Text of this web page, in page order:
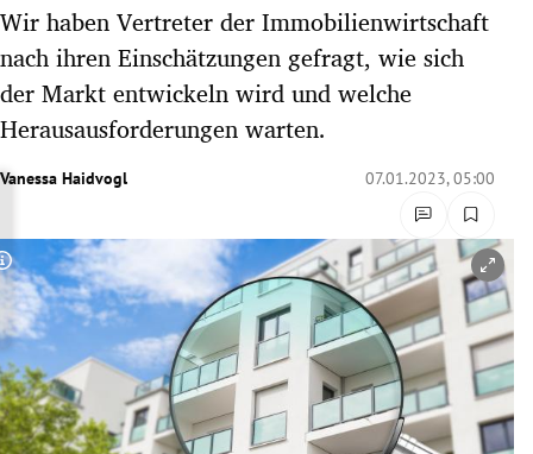
Untermenü
Untermenü
Untermenü
Untermenü
Untermenü
Wir haben Vertreter der Immobilienwirtschaft
nach ihren Einschätzungen gefragt, wie sich
der Markt entwickeln wird und welche
Herausausforderungen warten.
Vanessa Haidvogl 07.01.2023, 05:00
Copyright-Hinweis öffnen/schließen